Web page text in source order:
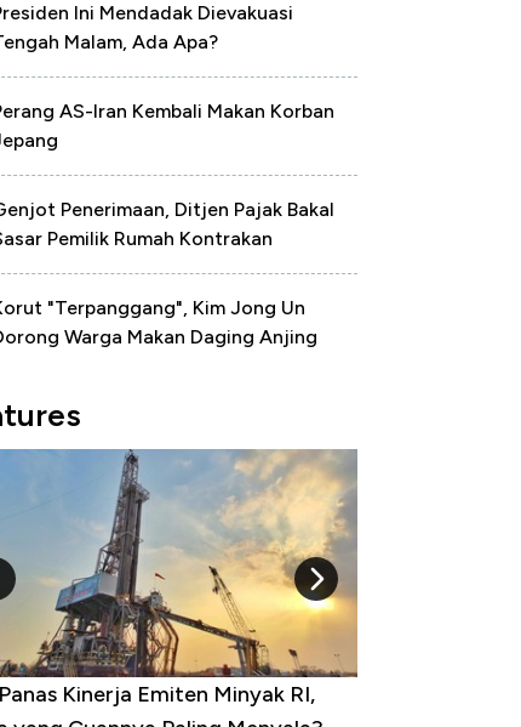
Ini Mendadak Dievakuasi
Malam, Ada Apa?
AS-Iran Kembali Makan Korban
Penerimaan, Ditjen Pajak Bakal
Pemilik Rumah Kontrakan
"Terpanggang", Kim Jong Un
Warga Makan Daging Anjing
Kinerja Emiten Minyak RI,